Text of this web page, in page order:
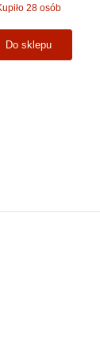
28 osób
Do sklepu